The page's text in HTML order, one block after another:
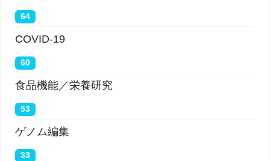
64
COVID-19
60
食品機能／栄養研究
53
ゲノム編集
33